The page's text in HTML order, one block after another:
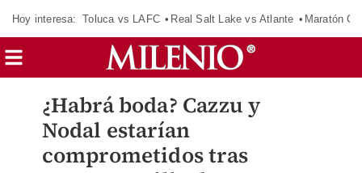
Hoy interesa: Toluca vs LAFC Real Salt Lake vs Atlante Maratón
¿Habrá boda? Cazzu y
Nodal estarían
comprometidos tras